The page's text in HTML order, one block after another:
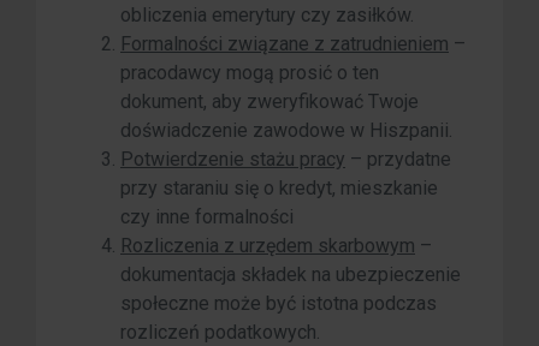
obliczenia emerytury czy zasiłków.
Formalności związane z zatrudnieniem –
pracodawcy mogą prosić o ten
dokument, aby zweryfikować Twoje
doświadczenie zawodowe w Hiszpanii.
Potwierdzenie stażu pracy – przydatne
przy staraniu się o kredyt, mieszkanie
czy inne formalności
Rozliczenia z urzędem skarbowym –
dokumentacja składek na ubezpieczenie
społeczne może być istotna podczas
rozliczeń podatkowych.